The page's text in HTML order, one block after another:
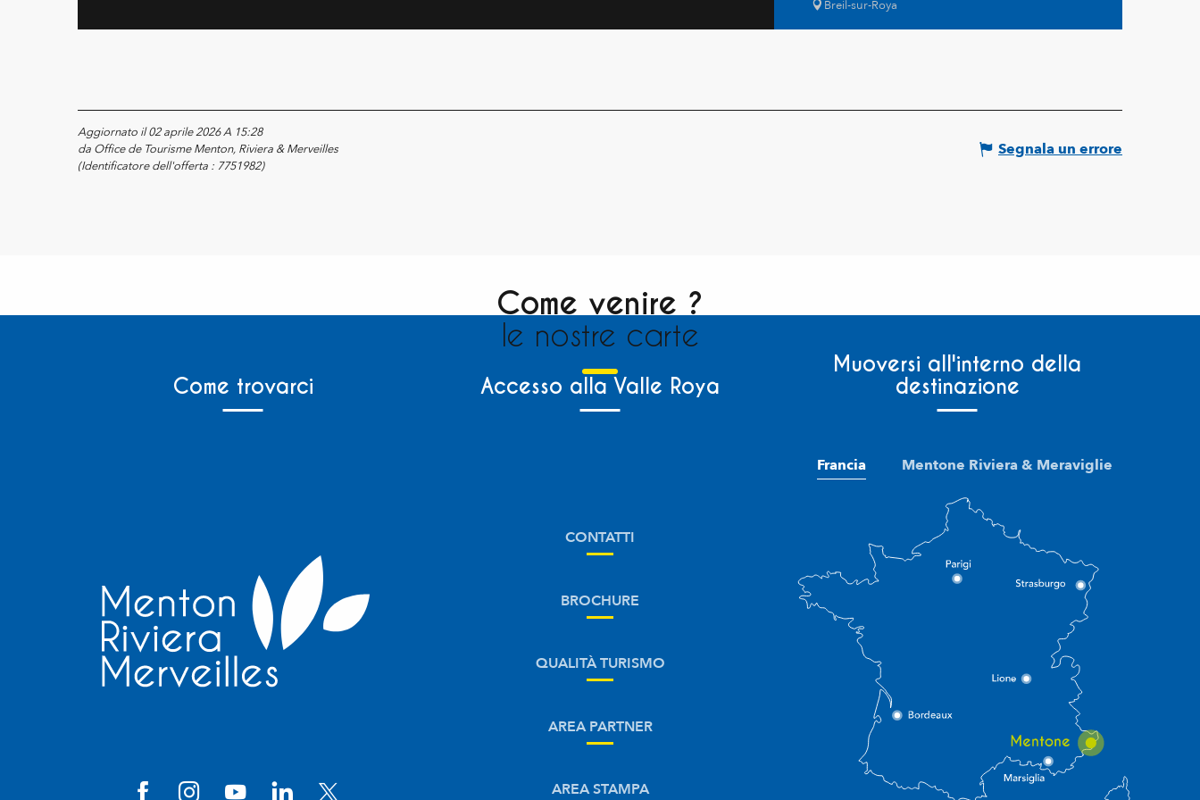
Breil-sur-Roya
Aggiornato il 02 aprile 2026 A 15:28
da Office de Tourisme Menton, Riviera & Merveilles
(Identificatore dell'offerta : 7751982)
Segnala un errore
Come venire ?
le nostre carte
Come trovarci Accesso alla Valle Roya
Muoversi all'interno della
destinazione
CONTATTI
BROCHURE
QUALITÀ TURISMO
AREA PARTNER
AREA STAMPA
Francia Mentone Riviera & Meraviglie